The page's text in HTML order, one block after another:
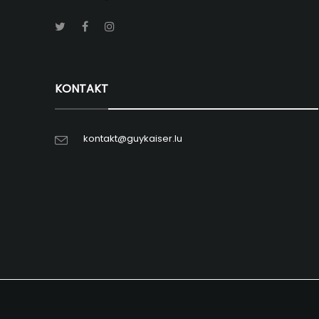
KONTAKT
kontakt@guykaiser.lu